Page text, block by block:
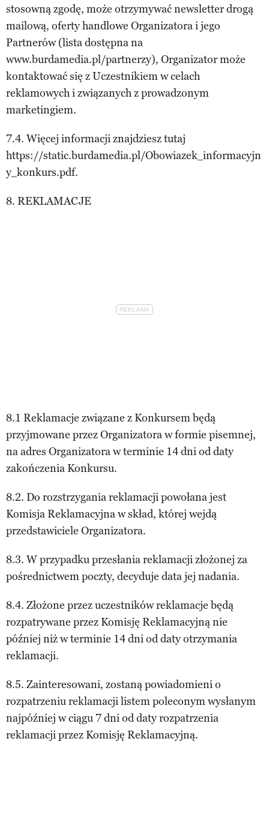
stosowną zgodę, może otrzymywać newsletter drogą
mailową, oferty handlowe Organizatora i jego
Partnerów (lista dostępna na
www.burdamedia.pl/partnerzy), Organizator może
kontaktować się z Uczestnikiem w celach
reklamowych i związanych z prowadzonym
marketingiem.
7.4. Więcej informacji znajdziesz tutaj
https://static.burdamedia.pl/Obowiazek_informacyjn
y_konkurs.pdf.
8. REKLAMACJE
8.1 Reklamacje związane z Konkursem będą
przyjmowane przez Organizatora w formie pisemnej,
na adres Organizatora w terminie 14 dni od daty
zakończenia Konkursu.
8.2. Do rozstrzygania reklamacji powołana jest
Komisja Reklamacyjna w skład, której wejdą
przedstawiciele Organizatora.
8.3. W przypadku przesłania reklamacji złożonej za
pośrednictwem poczty, decyduje data jej nadania.
8.4. Złożone przez uczestników reklamacje będą
rozpatrywane przez Komisję Reklamacyjną nie
później niż w terminie 14 dni od daty otrzymania
reklamacji.
8.5. Zainteresowani, zostaną powiadomieni o
rozpatrzeniu reklamacji listem poleconym wysłanym
najpóźniej w ciągu 7 dni od daty rozpatrzenia
reklamacji przez Komisję Reklamacyjną.